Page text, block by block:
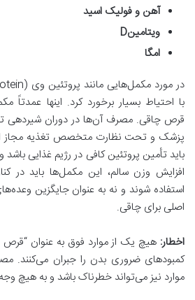
آهن و فولیک اسید
ویتامینD
امگا
در مورد مکمل‌هایی مانند پروتئین وی (Whey Protein)
با احتیاط بسیار برخورد کرد. اینها
قرص چاقی. مصرف آن‌ها در دوران شیردهی
پزشک و تحت نظارت متخصص تغذیه
باید تأمین پروتئین کافی در رژیم غذایی
افزایش وزن سالم، این مکمل‌ها باید در
استفاده شوند و نه به عنوان جایگزین
اصلی برای چاقی.
اخطار: هیچ یک از موارد فوق به عنوان “قرص
کمبودهای ضروری بدن را جبران می‌کنند.
موارد نیز می‌تواند خطرناک باشد و به هیچ